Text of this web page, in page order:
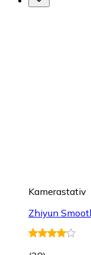
Kamerastativ
Zhiyun